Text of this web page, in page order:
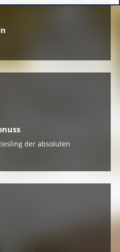
der absoluten